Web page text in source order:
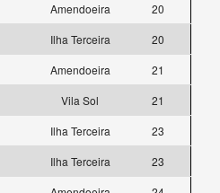
Amendoeira
20
Ilha Terceira
20
Amendoeira
21
Vila Sol
21
Ilha Terceira
23
Ilha Terceira
23